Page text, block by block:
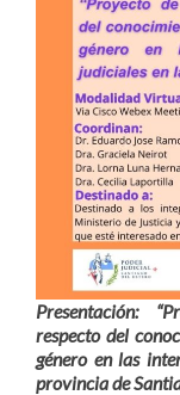
Presentación:
respecto del
género en las
provincia de